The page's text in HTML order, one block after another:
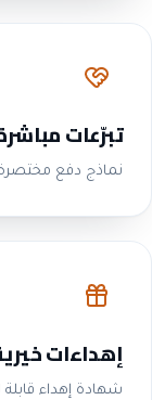
تبرّعات
نماذج دفع
إهداءات
شهادة إهداء قابلة